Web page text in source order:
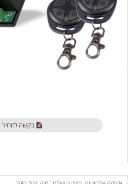
בקשה למחיר